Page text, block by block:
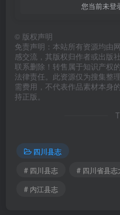
您当前未登
© 版权声明
免责声明：本站所有资源均由
感交流，其版权归作者或出版
联系删除！转售属于知识产权
法律责任。此资源仅为搜集整
需费用，不代表作品素材本身
持正版。
四川县志
# 四川县志
# 四川省县志
# 内江县志